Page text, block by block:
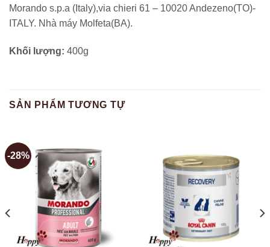
Morando s.p.a (Italy),via chieri 61 – 10020 Andezeno(TO)-
ITALY. Nhà máy Molfeta(BA).
Khối lượng: 400g
SẢN PHẨM TƯƠNG TỰ
-28%